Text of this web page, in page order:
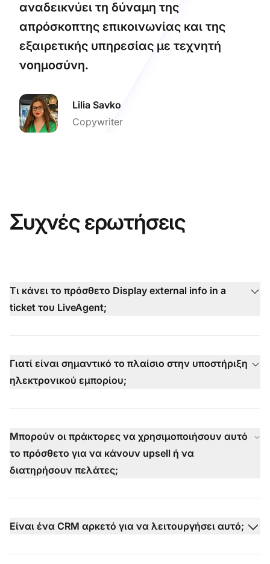
αναδεικνύει τη δύναμη της
απρόσκοπτης επικοινωνίας και της
εξαιρετικής υπηρεσίας με τεχνητή
νοημοσύνη.
Lilia Savko
Copywriter
Συχνές ερωτήσεις
Τι κάνει το πρόσθετο Display external info in a
ticket του LiveAgent;
Γιατί είναι σημαντικό το πλαίσιο στην υποστήριξη
ηλεκτρονικού εμπορίου;
Μπορούν οι πράκτορες να χρησιμοποιήσουν αυτό
το πρόσθετο για να κάνουν upsell ή να
διατηρήσουν πελάτες;
Είναι ένα CRM αρκετό για να λειτουργήσει αυτό;